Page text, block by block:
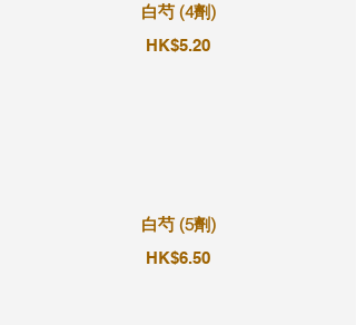
白芍 (4劑)
HK$5.20
白芍 (5劑)
HK$6.50